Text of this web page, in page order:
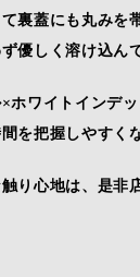
裏蓋にも丸みを
優しく溶け込ん
ホワイトインデ
を把握しやすく
り心地は、是非